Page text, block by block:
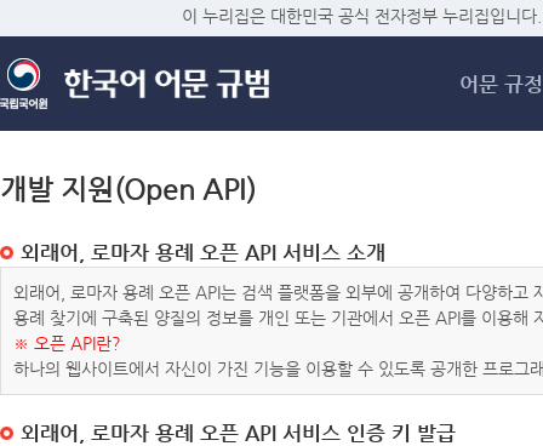
메
이 누리집은 대한민국 공식 전자정부 누리집입니다.
어문 규정
개발 지원(Open API)
외래어, 로마자 용례 오픈 API 서비스 소개
외래어, 로마자 용례 오픈 API는 검색 플랫폼을 외부에 공개하여 다양하
용례 찾기에 구축된 양질의 정보를 개인 또는 기관에서 오픈 API를 이용해
※ 오픈 API란?
하나의 웹사이트에서 자신이 가진 기능을 이용할 수 있도록 공개한 프로그
외래어, 로마자 용례 오픈 API 서비스 인증 키 발급